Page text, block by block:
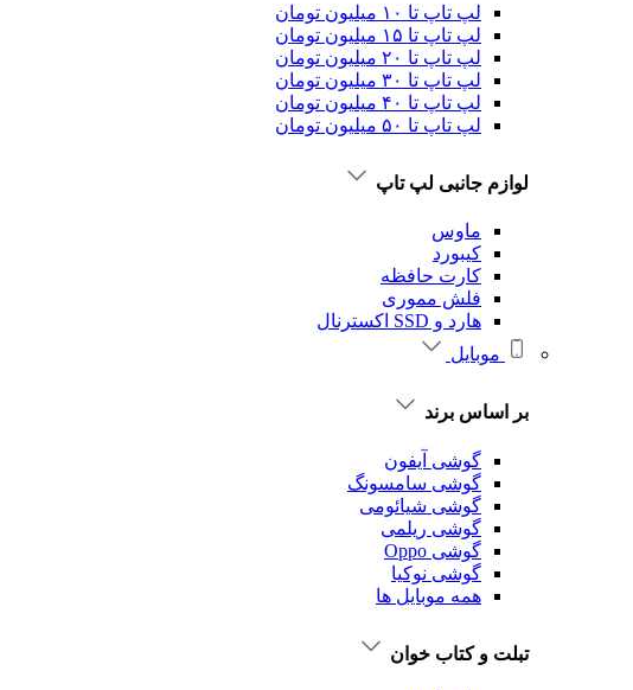
لپ تاپ تا ۱۰ میلیون تومان
لپ تاپ تا ۱۵ میلیون تومان
لپ تاپ تا ۲۰ میلیون تومان
لپ تاپ تا ۳۰ میلیون تومان
لپ تاپ تا ۴۰ میلیون تومان
لپ تاپ تا ۵۰ میلیون تومان
لوازم جانبی لپ تاپ
ماوس
کیبورد
کارت حافظه
فلش مموری
هارد و SSD اکسترنال
موبایل
بر اساس برند
گوشی آیفون
گوشی سامسونگ
گوشی شیائومی
گوشی ریلمی
گوشی Oppo
گوشی نوکیا
همه موبایل ها
تبلت و کتاب خوان